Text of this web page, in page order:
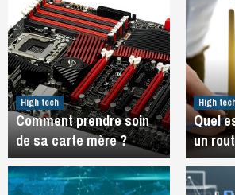
High tech
Comment prendre soin
de sa carte mère ?
High
Quel
un